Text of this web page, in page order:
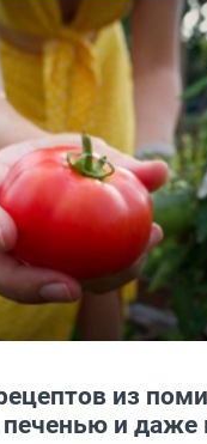
из
печенью и даже